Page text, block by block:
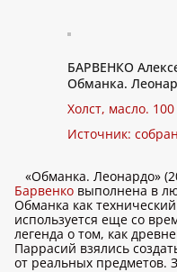
БАРВЕНКО
Обманка.
Холст, масло.
Источник:
«Обманка. Леонардо»
Барвенко выполнена в
Обманка как
используется еще со
легенда о том, как
Паррасий взялись
от реальных предметов.